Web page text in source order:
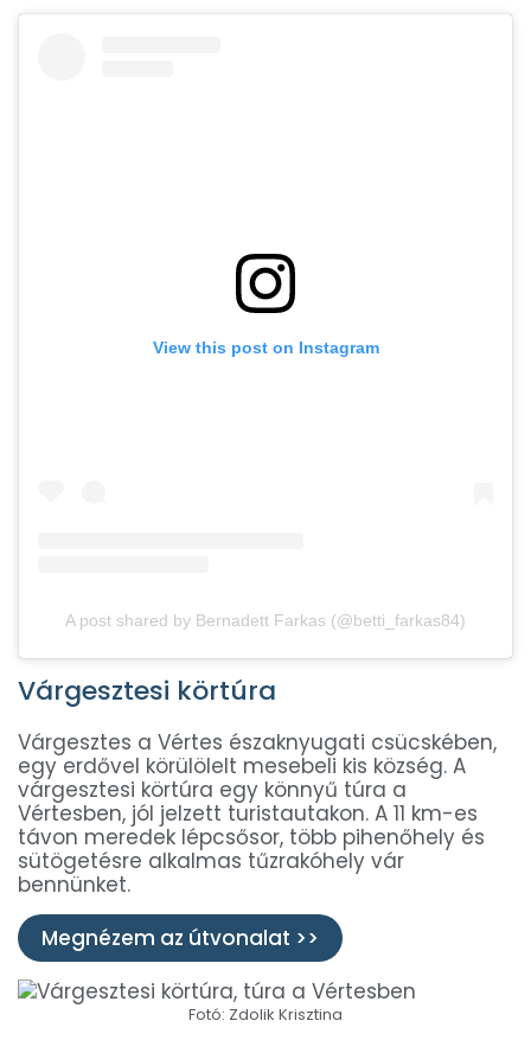
View this post on Instagram
A post shared by Bernadett Farkas (@betti_farkas84)
Várgesztesi körtúra
Várgesztes a Vértes északnyugati csücskében,
egy erdővel körülölelt mesebeli kis község. A
várgesztesi körtúra egy könnyű túra a
Vértesben, jól jelzett turistautakon. A 11 km-es
távon meredek lépcsősor, több pihenőhely és
sütögetésre alkalmas tűzrakóhely vár
bennünket.
Megnézem az útvonalat >>
Fotó: Zdolik Krisztina